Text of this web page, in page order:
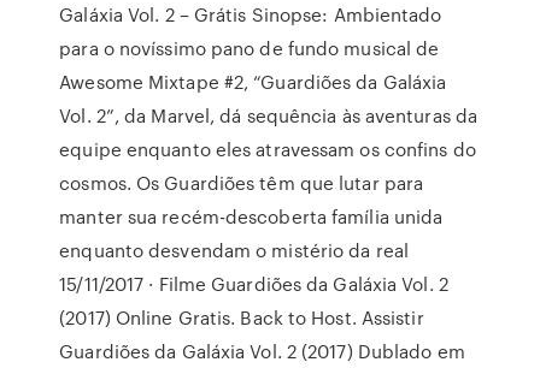
Galáxia Vol. 2 – Grátis Sinopse: Ambientado
para o novíssimo pano de fundo musical de
Awesome Mixtape #2, “Guardiões da Galáxia
Vol. 2”, da Marvel, dá sequência às aventuras da
equipe enquanto eles atravessam os confins do
cosmos. Os Guardiões têm que lutar para
manter sua recém-descoberta família unida
enquanto desvendam o mistério da real
15/11/2017 · Filme Guardiões da Galáxia Vol. 2
(2017) Online Gratis. Back to Host. Assistir
Guardiões da Galáxia Vol. 2 (2017) Dublado em